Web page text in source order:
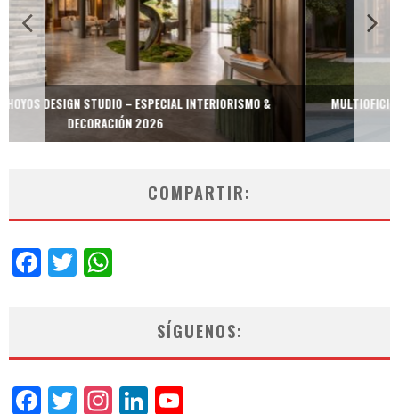
MULTIOFICINAS / AMOBLARE / TREZE – ESPECIAL INTERIORISMO &
DECORACIÓN 2026
COMPARTIR:
Facebook
Twitter
SÍGUENOS:
Facebook
Twitter
Instagram
LinkedIn